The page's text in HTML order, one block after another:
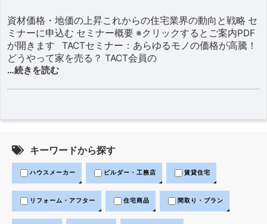
資材価格・地価の上昇これからの住宅業界の動向と戦略 セ
ミナーに申込む セミナー概要 ※クリックするとご案内PDF
が開きます TACTセミナー：あらゆるモノの価格が高騰！
どうやって家を売る？ TACT会員の
…続きを読む
キーワードから探す
ハウスメーカー ビルダー・工務店 賃貸住宅
リフォーム・アフター 住宅商品 間取り・プラン